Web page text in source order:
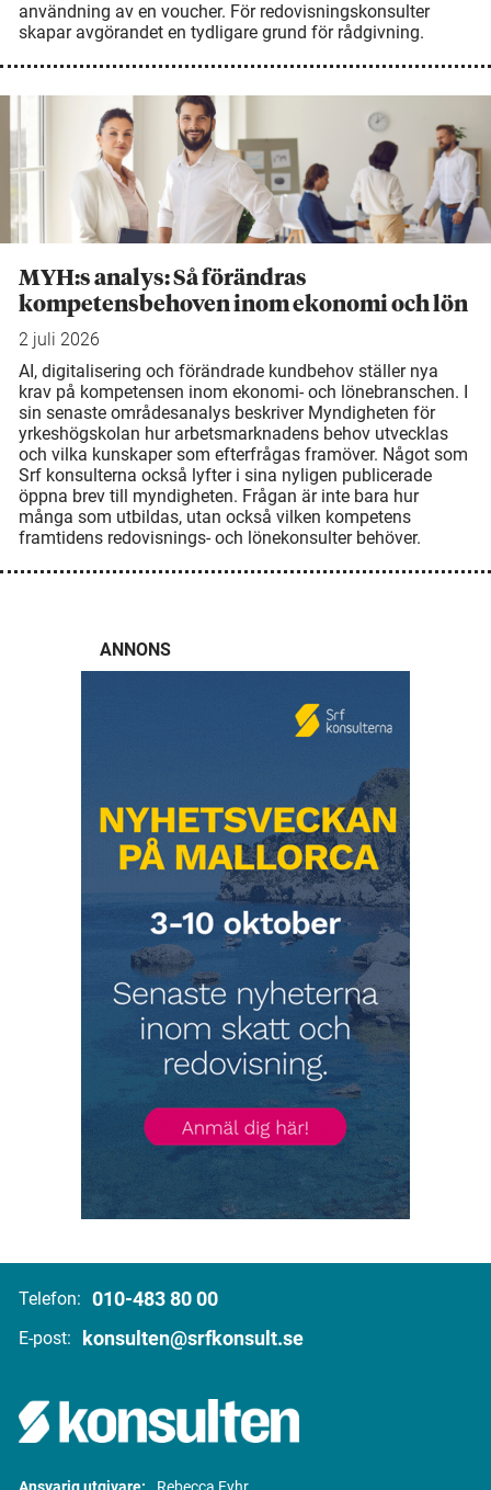
användning av en voucher. För redovisningskonsulter
skapar avgörandet en tydligare grund för rådgivning.
MYH:s analys: Så förändras
kompetensbehoven inom ekonomi och lön
2 juli 2026
AI, digitalisering och förändrade kundbehov ställer nya
krav på kompetensen inom ekonomi- och lönebranschen. I
sin senaste områdesanalys beskriver Myndigheten för
yrkeshögskolan hur arbetsmarknadens behov utvecklas
och vilka kunskaper som efterfrågas framöver. Något som
Srf konsulterna också lyfter i sina nyligen publicerade
öppna brev till myndigheten. Frågan är inte bara hur
många som utbildas, utan också vilken kompetens
framtidens redovisnings- och lönekonsulter behöver.
ANNONS
Telefon: 010-483 80 00
E-post: konsulten@srfkonsult.se